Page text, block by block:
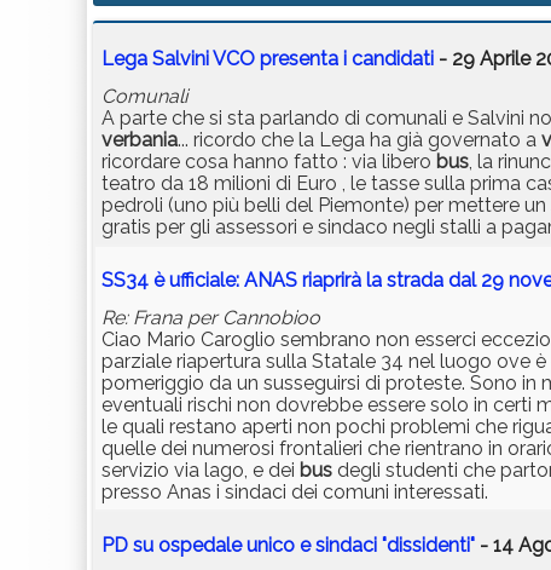
Lega Salvini VCO presenta i candidati - 29 Aprile
Comunali
A parte che si sta parlando di comunali e Salvini
verbania... ricordo che la Lega ha già governato a
ricordare cosa hanno fatto : via libero bus, la
teatro da 18 milioni di Euro , le tasse sulla prima
pedroli (uno più belli del Piemonte) per mettere
gratis per gli assessori e sindaco negli stalli a
SS34 è ufficiale: ANAS riaprirà la strada dal 29
Re: Frana per Cannobioo
Ciao Mario Caroglio sembrano non esserci
parziale riapertura sulla Statale 34 nel luogo ove
pomeriggio da un susseguirsi di proteste. Sono in
eventuali rischi non dovrebbe essere solo in certi
le quali restano aperti non pochi problemi che
quelle dei numerosi frontalieri che rientrano in
servizio via lago, e dei bus degli studenti che
presso Anas i sindaci dei comuni interessati.
PD su ospedale unico e sindaci "dissidenti" - 14